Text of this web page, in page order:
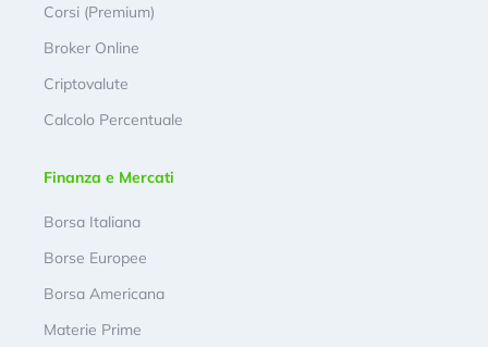
Corsi (Premium)
Broker Online
Criptovalute
Calcolo Percentuale
Finanza e Mercati
Borsa Italiana
Borse Europee
Borsa Americana
Materie Prime